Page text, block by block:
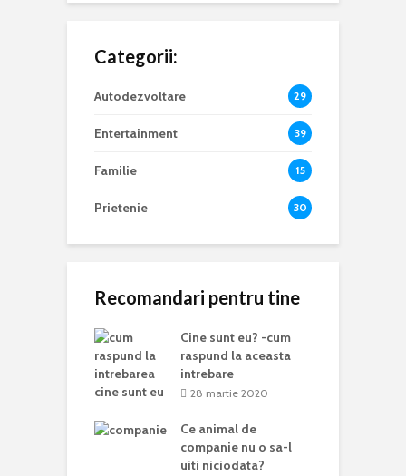
Categorii:
Autodezvoltare 29
Entertainment 39
Familie 15
Prietenie 30
Recomandari pentru tine
Cine sunt eu? -cum
raspund la aceasta
intrebare
28 martie 2020
Ce animal de
companie nu o sa-l
uiti niciodata?